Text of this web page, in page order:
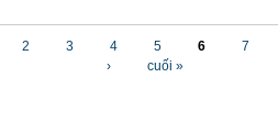
2 3 4 5 6
7
›
cuối »